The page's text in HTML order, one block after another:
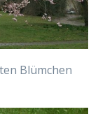
Blümchen